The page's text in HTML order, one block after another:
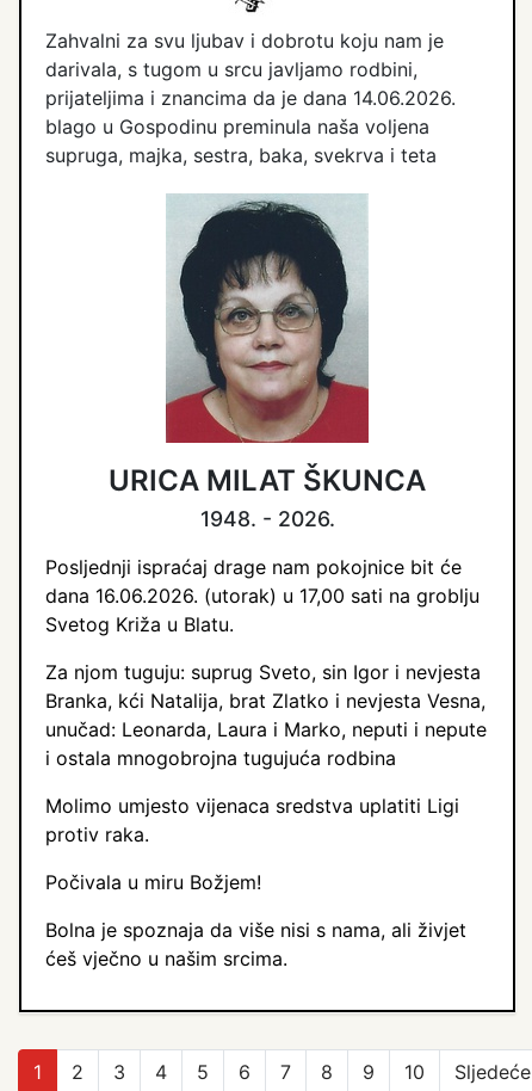
Zahvalni za svu ljubav i dobrotu koju nam je
darivala, s tugom u srcu javljamo rodbini,
prijateljima i znancima da je dana 14.06.2026.
blago u Gospodinu preminula naša voljena
supruga, majka, sestra, baka, svekrva i teta
URICA MILAT ŠKUNCA
1948. - 2026.
Posljednji ispraćaj drage nam pokojnice bit će
dana 16.06.2026. (utorak) u 17,00 sati na groblju
Svetog Križa u Blatu.
Za njom tuguju: suprug Sveto, sin Igor i nevjesta
Branka, kći Natalija, brat Zlatko i nevjesta Vesna,
unučad: Leonarda, Laura i Marko, neputi i nepute
i ostala mnogobrojna tugujuća rodbina
Molimo umjesto vijenaca sredstva uplatiti Ligi
protiv raka.
Počivala u miru Božjem!
Bolna je spoznaja da više nisi s nama, ali živjet
ćeš vječno u našim srcima.
1 2 3 4 5 6 7 8 9 10 Sljedeće